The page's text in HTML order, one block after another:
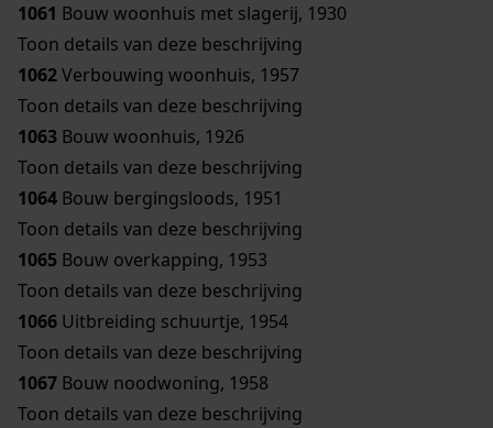
1061 Bouw woonhuis met slagerij, 1930
Toon details van deze beschrijving
1062Verbouwing woonhuis, 1957
Toon details van deze beschrijving
1063 Bouw woonhuis, 1926
Toon details van deze beschrijving
1064 Bouw bergingsloods, 1951
Toon details van deze beschrijving
1065 Bouw overkapping, 1953
Toon details van deze beschrijving
1066 Uitbreiding schuurtje, 1954
Toon details van deze beschrijving
1067 Bouw noodwoning, 1958
Toon details van deze beschrijving